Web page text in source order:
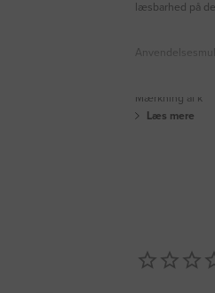
læsbarhed på
Mærkning af k
Læs mere